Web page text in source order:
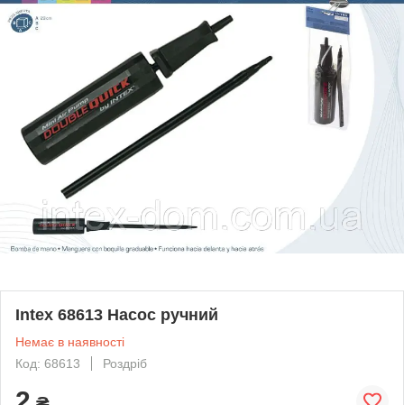
Intex 68613 Насос ручний
Немає в наявності
Код: 68613
Роздріб